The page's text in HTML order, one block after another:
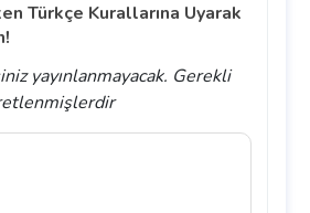
Türkçe Kurallarına Uyarak
yayınlanmayacak. Gerekli